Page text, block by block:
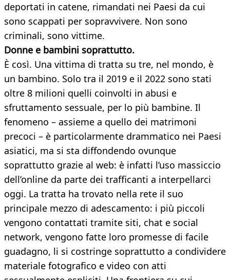
deportati in catene, rimandati nei Paesi da cui
sono scappati per sopravvivere. Non sono
criminali, sono vittime.
Donne e bambini soprattutto.
È così. Una vittima di tratta su tre, nel mondo, è
un bambino. Solo tra il 2019 e il 2022 sono stati
oltre 8 milioni quelli coinvolti in abusi e
sfruttamento sessuale, per lo più bambine. Il
fenomeno – assieme a quello dei matrimoni
precoci – è particolarmente drammatico nei Paesi
asiatici, ma si sta diffondendo ovunque
soprattutto grazie al web: è infatti l’uso massiccio
dell’online da parte dei trafficanti a interpellarci
oggi. La tratta ha trovato nella rete il suo
principale mezzo di adescamento: i più piccoli
vengono contattati tramite siti, chat e social
network, vengono fatte loro promesse di facile
guadagno, li si costringe soprattutto a condividere
materiale fotografico e video con atti